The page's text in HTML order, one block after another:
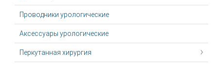
Проводники урологические
Аксессуары урологические
Перкутанная хирургия